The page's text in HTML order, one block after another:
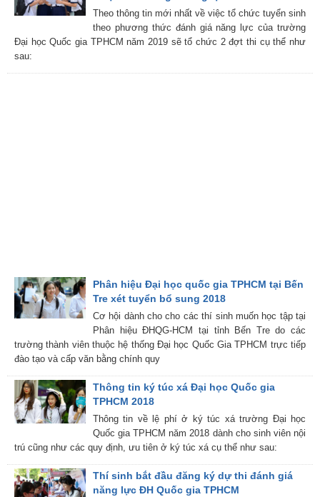
Theo thông tin mới nhất về việc tổ chức tuyển sinh
theo phương thức đánh giá năng lực của trường
Đại học Quốc gia TPHCM năm 2019 sẽ tổ chức 2 đợt thi cụ thể như
sau:
Phân hiệu Đại học quốc gia TPHCM tại Bến
Tre xét tuyển bổ sung 2018
Cơ hội dành cho cho các thí sinh muốn học tập tại
Phân hiệu ĐHQG-HCM tại tỉnh Bến Tre do các
trường thành viên thuộc hệ thống Đại học Quốc Gia TPHCM trực tiếp
đào tạo và cấp văn bằng chính quy
Thông tin ký túc xá Đại học Quốc gia
TPHCM 2018
Thông tin về lệ phí ở ký túc xá trường Đại học
Quốc gia TPHCM năm 2018 dành cho sinh viên nội
trú cũng như các quy định, ưu tiên ở ký túc xá cụ thể như sau:
Thí sinh bắt đầu đăng ký dự thi đánh giá
năng lực ĐH Quốc gia TPHCM